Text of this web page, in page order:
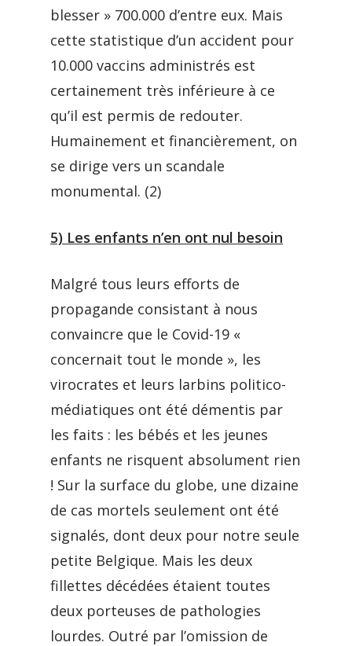
blesser » 700.000 d’entre eux. Mais
cette statistique d’un accident pour
10.000 vaccins administrés est
certainement très inférieure à ce
qu’il est permis de redouter.
Humainement et financièrement, on
se dirige vers un scandale
monumental. (2)
5) Les enfants n’en ont nul besoin
Malgré tous leurs efforts de
propagande consistant à nous
convaincre que le Covid-19 «
concernait tout le monde », les
virocrates et leurs larbins politico-
médiatiques ont été démentis par
les faits : les bébés et les jeunes
enfants ne risquent absolument rien
! Sur la surface du globe, une dizaine
de cas mortels seulement ont été
signalés, dont deux pour notre seule
petite Belgique. Mais les deux
fillettes décédées étaient toutes
deux porteuses de pathologies
lourdes. Outré par l’omission de